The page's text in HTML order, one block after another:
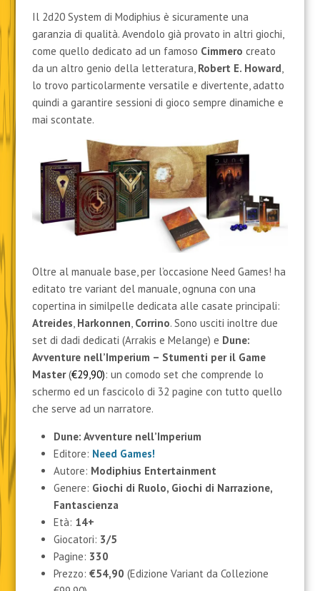
Il 2d20 System di Modiphius è sicuramente una
garanzia di qualità. Avendolo già provato in altri giochi,
come quello dedicato ad un famoso Cimmero creato
da un altro genio della letteratura, Robert E. Howard,
lo trovo particolarmente versatile e divertente, adatto
quindi a garantire sessioni di gioco sempre dinamiche e
mai scontate.
Oltre al manuale base, per l’occasione Need Games! ha
editato tre variant del manuale, ognuna con una
copertina in similpelle dedicata alle casate principali:
Atreides, Harkonnen, Corrino. Sono usciti inoltre due
set di dadi dedicati (Arrakis e Melange) e Dune:
Avventure nell’Imperium – Stumenti per il Game
Master(€29,90): un comodo set che comprende lo
schermo ed un fascicolo di 32 pagine con tutto quello
che serve ad un narratore.
Dune: Avventure nell’Imperium
Editore: Need Games!
Autore: Modiphius Entertainment
Genere: Giochi di Ruolo, Giochi di Narrazione,
Fantascienza
Età: 14+
Giocatori: 3/5
Pagine: 330
Prezzo: €54,90 (Edizione Variant da Collezione